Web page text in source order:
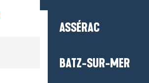
ASSÉRAC
BATZ-SUR-MER